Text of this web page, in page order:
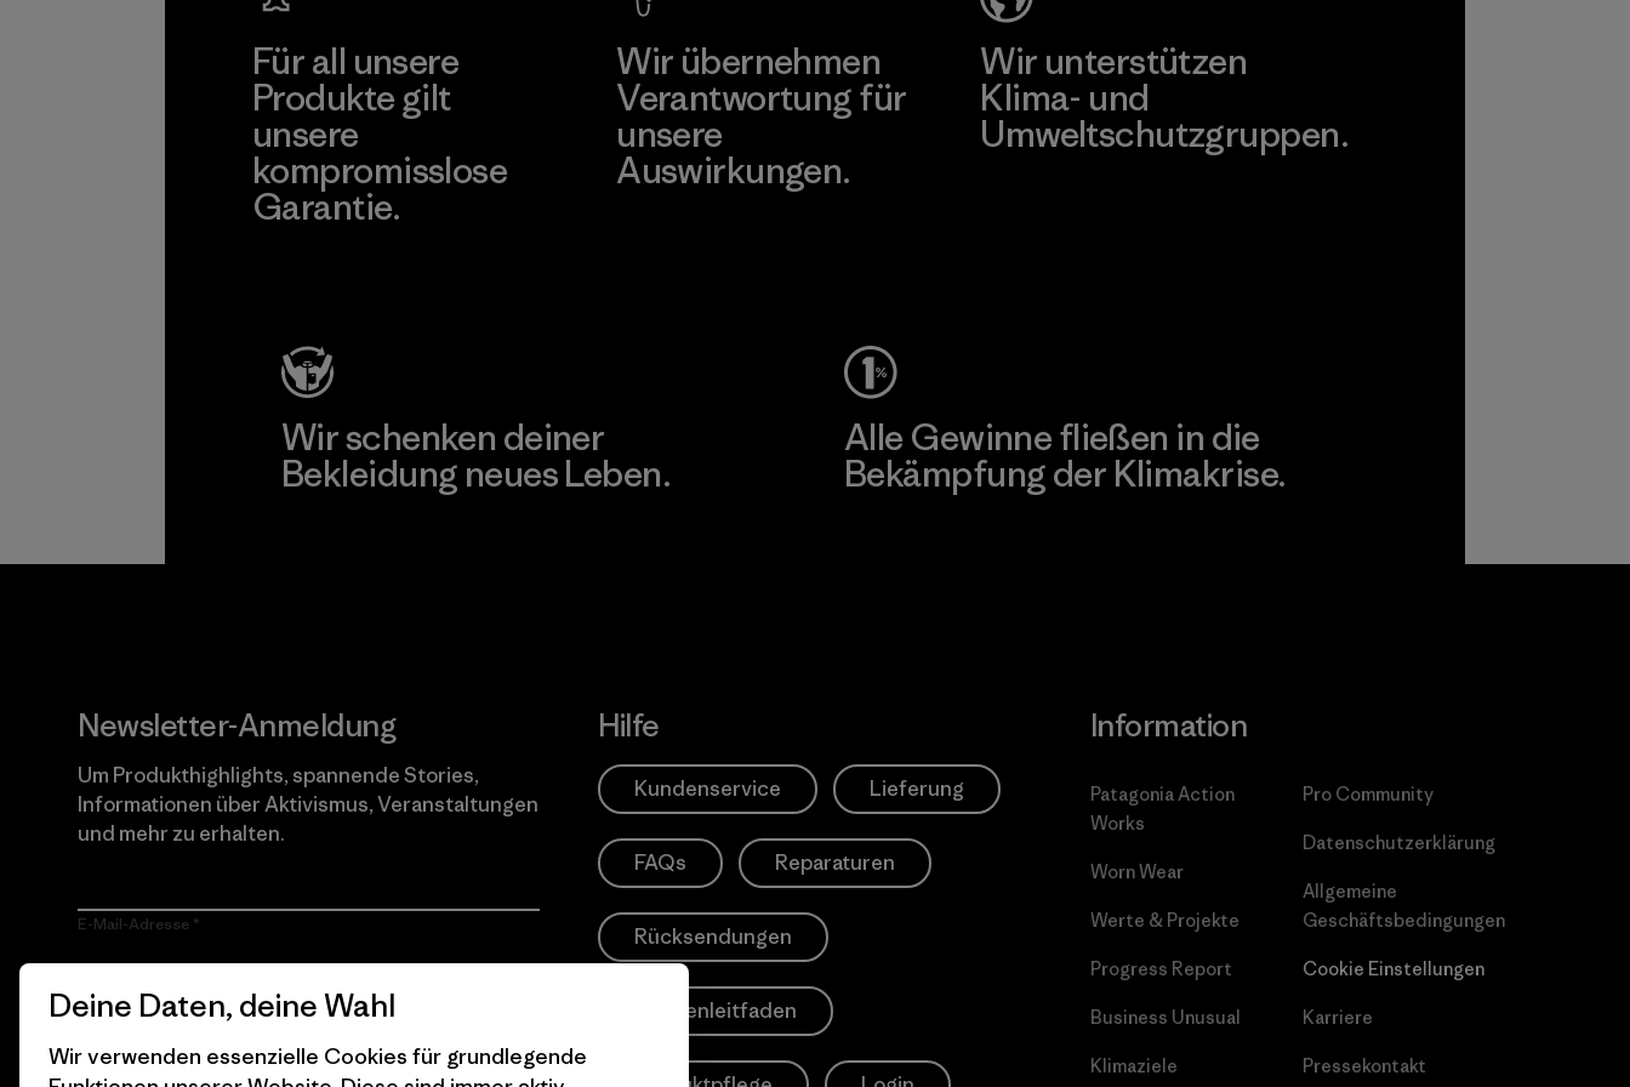
Für all unsere
Produkte gilt
unsere
kompromisslose
Garantie.
Wir übernehmen
Verantwortung für
unsere
Auswirkungen.
Wir unterstützen
Klima- und
Umweltschutzgruppen.
Wir schenken deiner
Bekleidung neues Leben.
Alle Gewinne fließen in die
Bekämpfung der Klimakrise.
Newsletter-Anmeldung
Um Produkthighlights, spannende Stories,
Informationen über Aktivismus, Veranstaltungen
und mehr zu erhalten.
E-Mail-Adresse
einverstanden, dass Patagonia meine E-Mail-Adresse
verarbeitet und mir E-Mails für Produkt-Highlights, spannende
Stories, Informationen über Aktivismus, Veranstaltungen und
mehr gemäß der Datenschutzerklärungvon Patagonia zusendet.
Hilfe
Kundenservice Lieferung
FAQs Reparaturen
Rücksendungen
Größenleitfaden
Information
Patagonia Action
Works
Worn Wear
Werte & Projekte
Progress Report
Business Unusual
Klimaziele
Pro Community
Datenschutzerklärung
Allgemeine
Geschäftsbedingungen
Cookie Einstellungen
Karriere
Pressekontakt
Deine Daten, deine Wahl
Wir verwenden essenzielle Cookies für grundlegende